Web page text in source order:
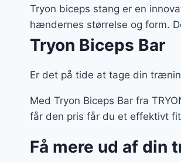
Tryon biceps stang er en
hændernes størrelse og form.
Tryon Biceps Bar
Er det på tide at tage din
Med Tryon Biceps Bar fra
får den pris får du et effektivt
Få mere ud af